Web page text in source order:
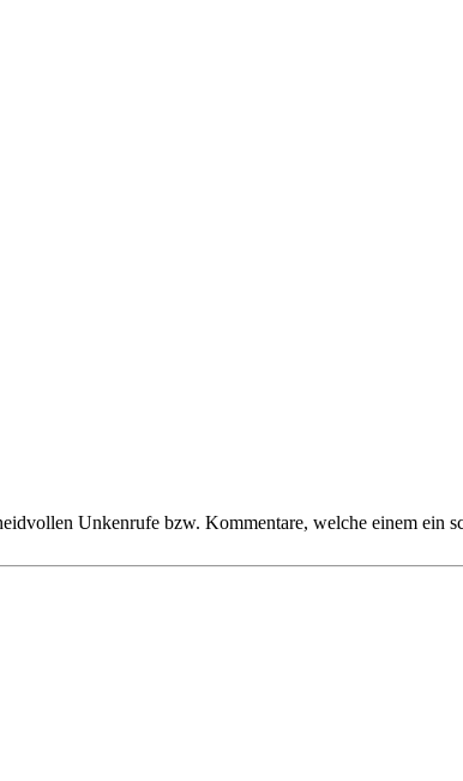
Unkenrufe bzw. Kommentare, welche einem ein